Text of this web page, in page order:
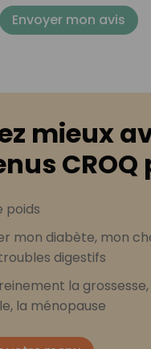
Envoyer mon avis
mieux
CROQ
poids
mon diabète, mon
digestifs
la
la ménopause